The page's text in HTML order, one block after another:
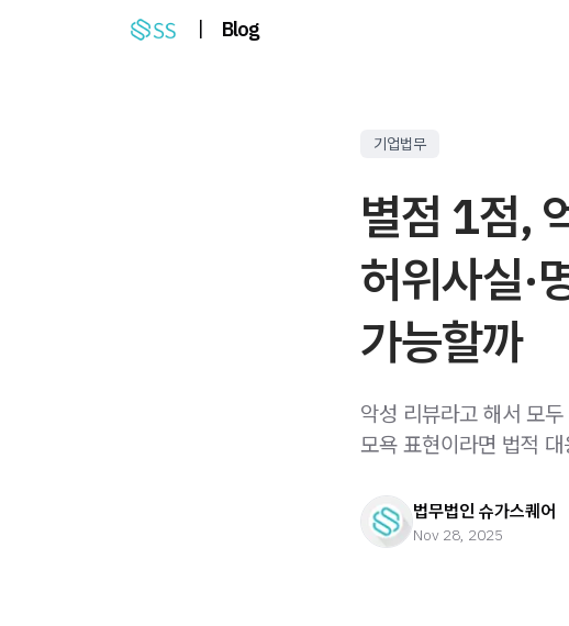
| Blog
기업법무
별점 1점,
허위사실·
가능할까
악성 리뷰라고 해서 모
모욕 표현이라면 법적
법무법인 슈가스퀘어
Nov 28, 2025